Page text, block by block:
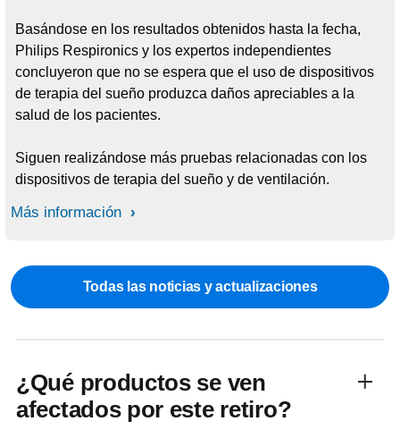
Basándose en los resultados obtenidos hasta la fecha,
Philips Respironics y los expertos independientes
concluyeron que no se espera que el uso de dispositivos
de terapia del sueño produzca daños apreciables a la
salud de los pacientes.
Siguen realizándose más pruebas relacionadas con los
dispositivos de terapia del sueño y de ventilación.
Más información
Todas las noticias y actualizaciones
¿Qué productos se ven
afectados por este retiro?